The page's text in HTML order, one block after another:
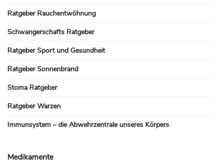
Ratgeber Rauchentwöhnung
Schwangerschafts Ratgeber
Ratgeber Sport und Gesundheit
Ratgeber Sonnenbrand
Stoma Ratgeber
Ratgeber Warzen
Immunsystem – die Abwehrzentrale unseres Körpers
Medikamente